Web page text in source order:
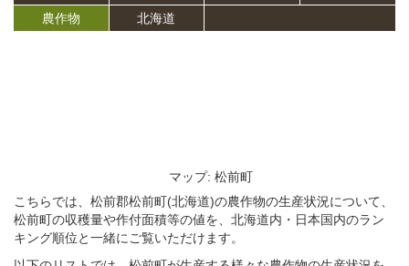
農作物
北海道
マップ: 松前町
こちらでは、松前郡松前町(北海道)の農作物の生産状況について、
松前町の収穫量や作付面積等の値を、北海道内・日本国内のラン
キング順位と一緒にご覧いただけます。